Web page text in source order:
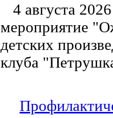
4 августа
мероприятие
детских
клуба